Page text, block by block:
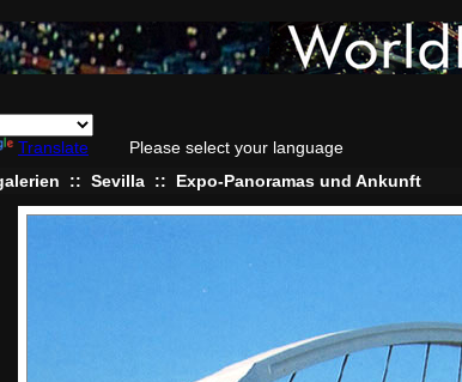
Translate Please select your language
:: Sevilla :: Expo-Panoramas und Ankunft